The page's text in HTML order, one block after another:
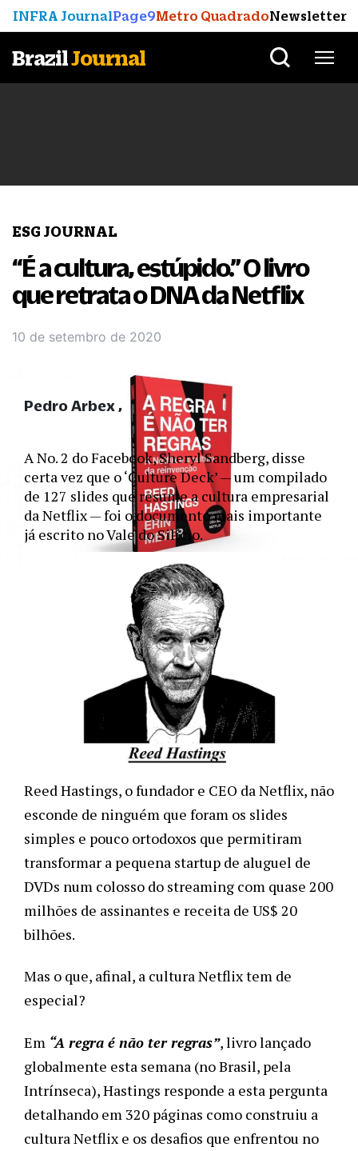
INFRA JournalPage9Metro QuadradoNewsletter
BrazilJournal
ESG JOURNAL
“É a cultura, estúpido.” O livro
que retrata o DNA da Netflix
10 de setembro de 2020
A No. 2 do Facebook, Sheryl Sandberg, disse
certa vez que o ‘Culture Deck’ — um compilado
de 127 slides que resume a cultura empresarial
da Netflix — foi o documento mais importante
já escrito no Vale do Silício.
Reed Hastings, o fundador e CEO da Netflix, não
esconde de ninguém que foram os slides
simples e pouco ortodoxos que permitiram
transformar a pequena startup de aluguel de
DVDs num colosso do streaming com quase 200
milhões de assinantes e receita de US$ 20
bilhões.
Mas o que, afinal, a cultura Netflix tem de
especial?
Em “A regra é não ter regras”, livro lançado
globalmente esta semana (no Brasil, pela
Intrínseca), Hastings responde a esta pergunta
detalhando em 320 páginas como construiu a
cultura Netflix e os desafios que enfrentou no
Pedro Arbex